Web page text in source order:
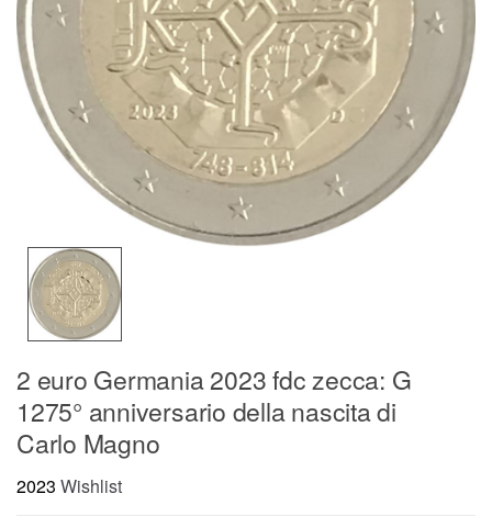
2 euro Germania 2023 fdc zecca: G
1275° anniversario della nascita di
Carlo Magno
2023 Wishlist